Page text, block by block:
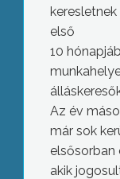
első
10
Az év
már sok
elsősorban
akik